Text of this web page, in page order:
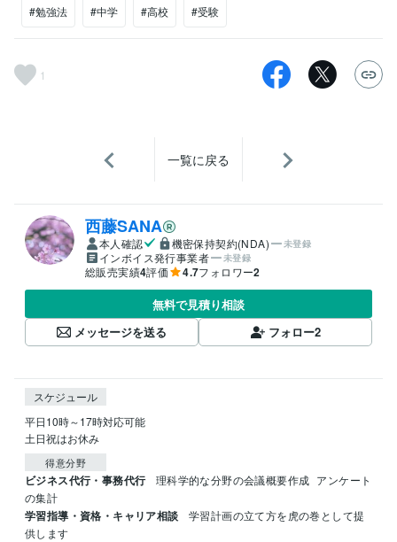
#勉強法 #中学 #高校 #受験
1
一覧に戻る
西藤SANA
本人確認 機密保持契約(NDA) 未登録
インボイス発行事業者 未登録
総販売実績4評価 4.7フォロワー2
無料で見積り相談
メッセージを送る
フォロー2
スケジュール
平日10時～17時対応可能
土日祝はお休み
得意分野
ビジネス代行・事務代行 理科学的な分野の会議概要作成 アンケート
の集計
学習指導・資格・キャリア相談
学習計画の立て方を虎の巻として提
供します